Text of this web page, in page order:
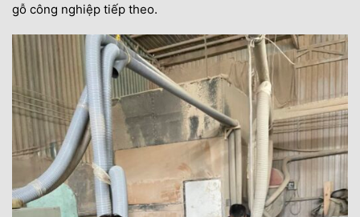
gỗ công nghiệp tiếp theo.